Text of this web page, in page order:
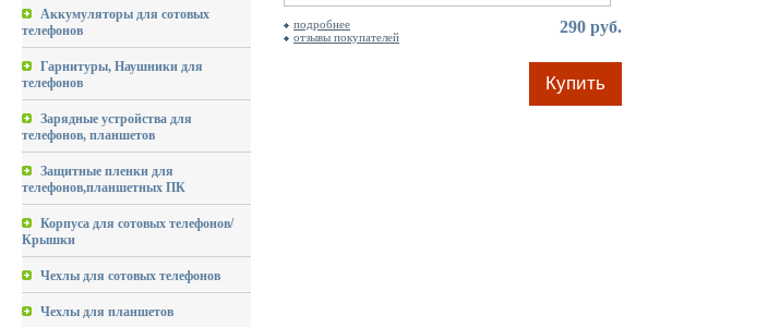
Аккумуляторы для сотовых
телефонов
Гарнитуры, Наушники для
телефонов
Зарядные устройства для
телефонов, планшетов
Защитные пленки для
телефонов,планшетных ПК
Корпуса для сотовых телефонов/
Крышки
Чехлы для сотовых телефонов
Чехлы для планшетов
подробнее
отзывы покупателей
290 руб.
Купить